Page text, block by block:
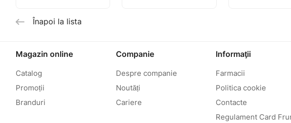
Înapoi la lista
Magazin online
Catalog
Promoții
Branduri
Companie
Despre companie
Noutăți
Cariere
Informaţii
Farmacii
Politica cookie
Contacte
Regulament Card